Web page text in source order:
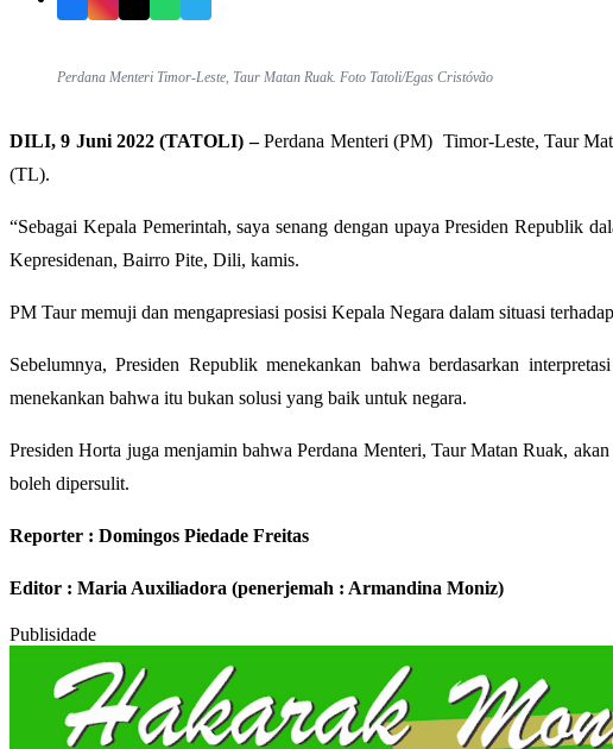
FacebookInstagram
Perdana Menteri Timor-Leste, Taur Matan Ruak. Foto Tatoli/Egas Cristóvão
DILI, 9 Juni 2022 (TATOLI) –Perdana Menteri (PM) Timor-Leste, Taur
(TL).
“Sebagai Kepala Pemerintah, saya senang dengan upaya Presiden Republik
Kepresidenan, Bairro Pite, Dili, kamis.
PM Taur memuji dan mengapresiasi posisi Kepala Negara dalam situasi
Sebelumnya, Presiden Republik menekankan bahwa berdasarkan
menekankan bahwa itu bukan solusi yang baik untuk negara.
Presiden Horta juga menjamin bahwa Perdana Menteri, Taur Matan Ruak,
boleh dipersulit.
Reporter : Domingos Piedade Freitas
Editor : Maria Auxiliadora (penerjemah : Armandina Moniz)
Publisidade